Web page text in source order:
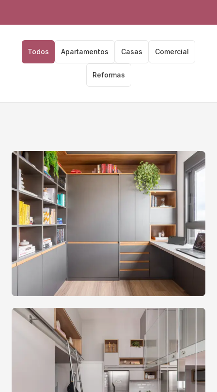
Todos Apartamentos Casas Comercial
Reformas